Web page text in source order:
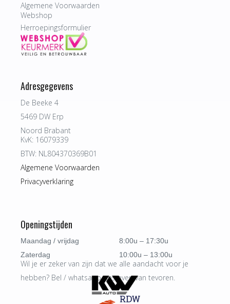
Algemene Voorwaarden
Webshop
Herroepingsformulier
Adresgegevens
De Beeke 4
5469 DW Erp
Noord Brabant
KvK: 16079339
BTW: NL804370369B01
Algemene Voorwaarden
Privacyverklaring
Openingstijden
Maandag / vrijdag
8:00u – 17:30u
Zaterdag
10:00u – 13:00u
Wil je er zeker van zijn dat we alle aandacht voor je
hebben? Bel / whatsapp ons even van tevoren.